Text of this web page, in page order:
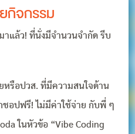
กิจกรรม
าแล้ว! ที่นั่งมีจำนวนจำกัด รีบ
รือปวส. ที่มีความสนใจด้าน
ชอปฟรี! ไม่มีค่าใช้จ่าย กับพี่ ๆ
ในหัวข้อ “Vibe Coding